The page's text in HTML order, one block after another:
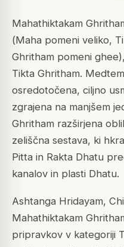
Mahathiktakam
(Maha pomeni veliko,
Ghritham pomeni
Tikta Ghritham.
osredotočena, ciljno
zgrajena na manjšem
Ghritham razširjena
zeliščna sestava, ki
Pitta in Rakta Dhatu
kanalov in plasti Dhatu.
Ashtanga Hridayam,
Mahathiktakam
pripravkov v kategoriji